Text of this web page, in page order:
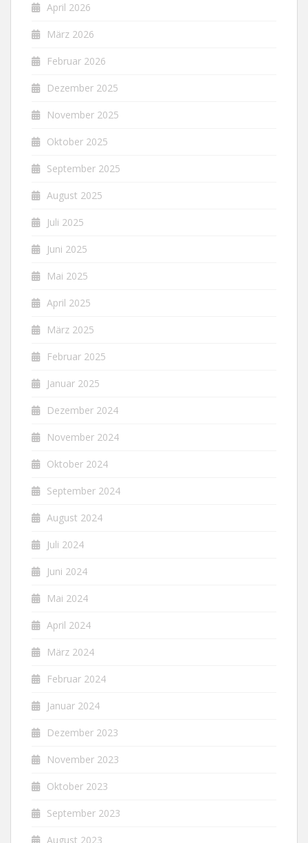
April 2026
März 2026
Februar 2026
Dezember 2025
November 2025
Oktober 2025
September 2025
August 2025
Juli 2025
Juni 2025
Mai 2025
April 2025
März 2025
Februar 2025
Januar 2025
Dezember 2024
November 2024
Oktober 2024
September 2024
August 2024
Juli 2024
Juni 2024
Mai 2024
April 2024
März 2024
Februar 2024
Januar 2024
Dezember 2023
November 2023
Oktober 2023
September 2023
August 2023